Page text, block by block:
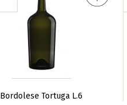
Bordolese Tortuga L.6